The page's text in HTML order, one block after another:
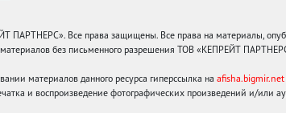
Все права защищены. Все права на материалы,
без письменного разрешения ТОВ «КЕПРЕЙТ
материалов данного ресурса гиперссылка на afisha.bigmir.net
и воспроизведение фотографических произведений и/или